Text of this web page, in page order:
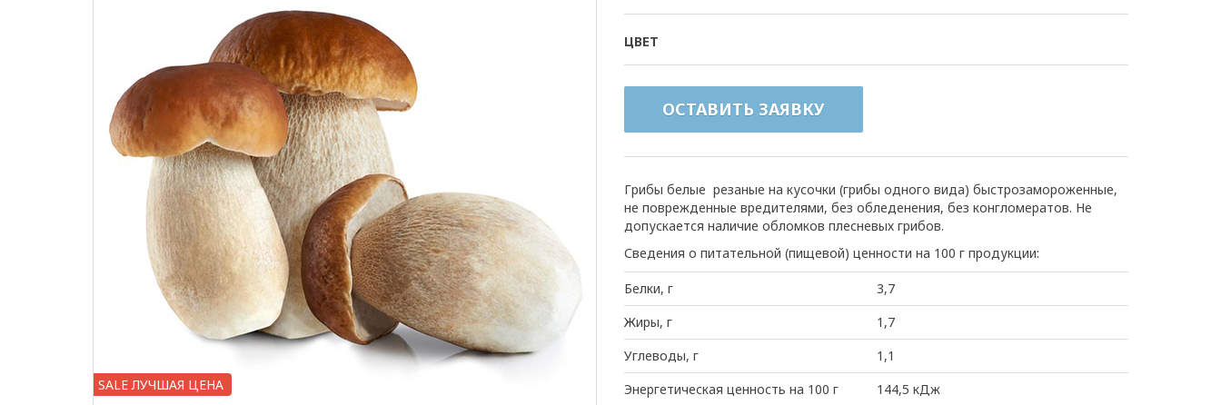
SALE ЛУЧШАЯ ЦЕНА
ЦВЕТ
ОСТАВИТЬ ЗАЯВКУ
Грибы белые резаные на кусочки (грибы одного вида) быстрозамороженные,
не поврежденные вредителями, без обледенения, без конгломератов. Не
допускается наличие обломков плесневых грибов.
Сведения о питательной (пищевой) ценности на 100 г продукции:
Белки, г
3,7
Жиры, г
1,7
Углеводы, г
1,1
Энергетическая ценность на 100 г
144,5 кДж